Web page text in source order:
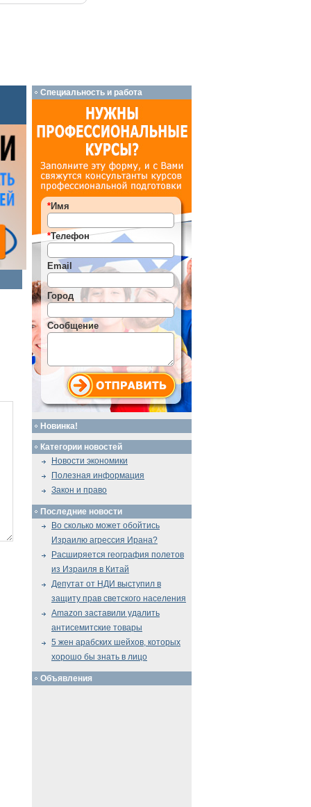
Специальность и работа
*Имя
*Телефон
Email
Город
Сообщение
Новинка!
Категории новостей
Новости экономики
Полезная информация
Закон и право
Последние новости
Во сколько может обойтись
Израилю агрессия Ирана?
Расширяется география полетов
из Израиля в Китай
Депутат от НДИ выступил в
защиту прав светского населения
Amazon заставили удалить
антисемитские товары
5 жен арабских шейхов, которых
хорошо бы знать в лицо
Объявления